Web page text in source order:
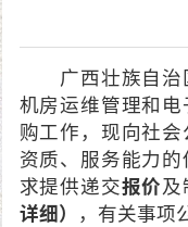
广西壮族自治
机房运维管理和
购工作，现向社
资质、服务能力
求提供递交报价及
详细）
，有关事项